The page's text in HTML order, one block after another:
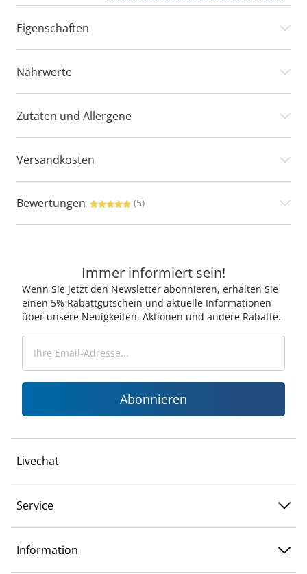
Eigenschaften
Nährwerte
Zutaten und Allergene
Versandkosten
Bewertungen (5)
Immer informiert sein!
Wenn Sie jetzt den Newsletter abonnieren, erhalten Sie
einen 5% Rabattgutschein und aktuelle Informationen
über unsere Neuigkeiten, Aktionen und andere Rabatte.
Abonnieren
Livechat
Service
Information